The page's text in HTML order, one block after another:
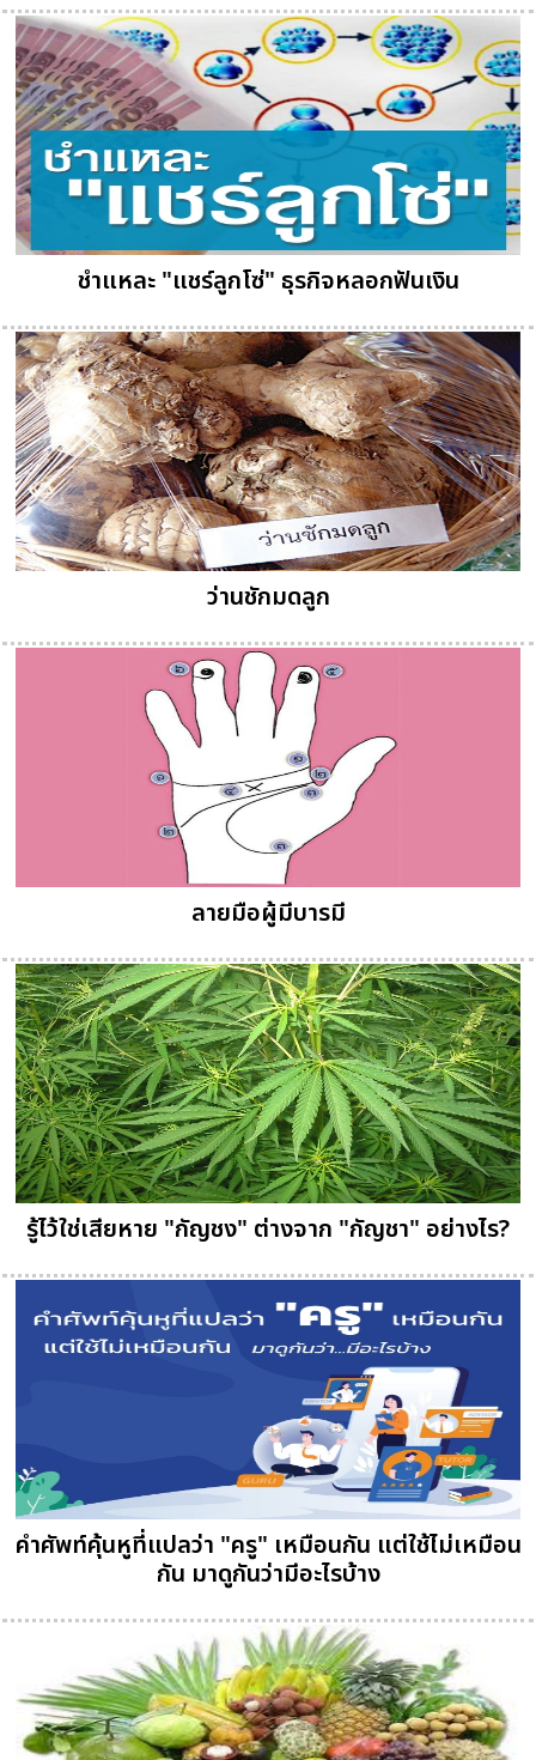
ชำแหละ "แชร์ลูกโซ่" ธุรกิจหลอกฟันเงิน
ว่านชักมดลูก
ลายมือผู้มีบารมี
รู้ไว้ใช่เสียหาย "กัญชง" ต่างจาก "กัญชา" อย่างไร?
คำศัพท์คุ้นหูที่แปลว่า "ครู" เหมือนกัน แต่ใช้ไม่เหมือน
กัน มาดูกันว่ามีอะไรบ้าง